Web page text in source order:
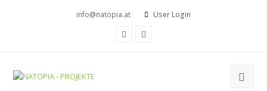
info@natopia.at User Login
Facebook